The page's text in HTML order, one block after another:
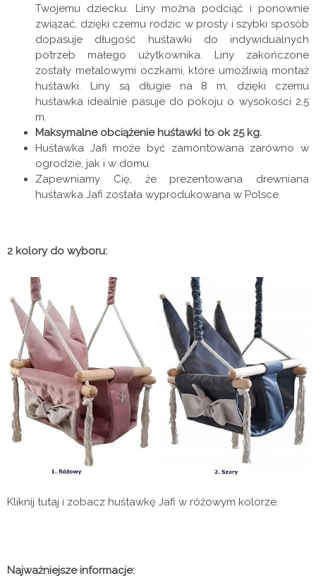
Twojemu dziecku. Liny można podciąć i ponownie
związać, dzięki czemu rodzic w prosty i szybki sposób
dopasuje długość huśtawki do indywidualnych
potrzeb małego użytkownika. Liny zakończone
zostały metalowymi oczkami, które umożliwią montaż
huśtawki. Liny są długie na 8 m, dzięki czemu
huśtawka idealnie pasuje do pokoju o wysokości 2,5
m.
Maksymalne obciążenie huśtawki to ok 25 kg.
Huśtawka Jafi może być zamontowana zarówno w
ogrodzie, jak i w domu.
Zapewniamy Cię, że prezentowana drewniana
huśtawka Jafi została wyprodukowana w Polsce.
2 kolory do wyboru:
Kliknij tutaj i zobacz huśtawkę Jafi w różowym kolorze.
Najważniejsze informacje: